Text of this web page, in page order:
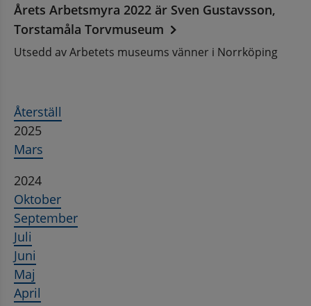
Årets Arbetsmyra 2022 är Sven Gustavsson,
Torstamåla Torvmuseum
Utsedd av Arbetets museums vänner i Norrköping
Återställ
2025
Mars
2024
Oktober
September
Juli
Juni
Maj
April